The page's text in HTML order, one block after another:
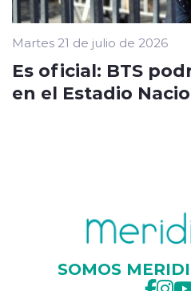
Martes 21 de julio de 2026
Es oficial: BTS
en el Estadio
SOMOS